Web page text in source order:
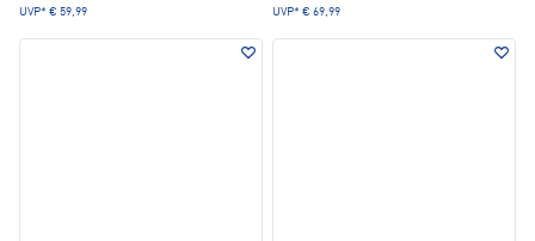
UVP* € 59,99 UVP* € 69,99